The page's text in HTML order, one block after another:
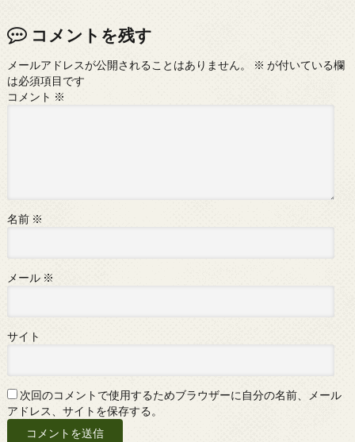
コメントを残す
メールアドレスが公開されることはありません。 ※ が付いている欄
は必須項目です
コメント ※
名前 ※
メール ※
サイト
次回のコメントで使用するためブラウザーに自分の名前、メール
アドレス、サイトを保存する。